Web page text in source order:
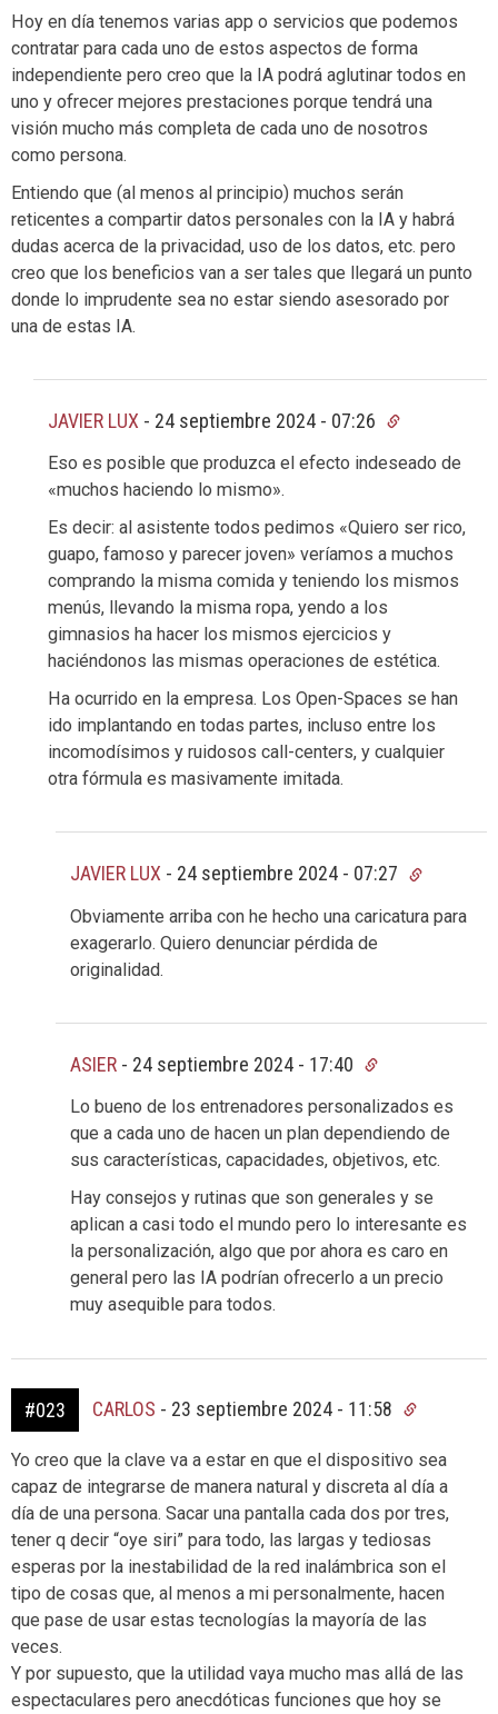
Hoy en día tenemos varias app o servicios que podemos
contratar para cada uno de estos aspectos de forma
independiente pero creo que la IA podrá aglutinar todos en
uno y ofrecer mejores prestaciones porque tendrá una
visión mucho más completa de cada uno de nosotros
como persona.
Entiendo que (al menos al principio) muchos serán
reticentes a compartir datos personales con la IA y habrá
dudas acerca de la privacidad, uso de los datos, etc. pero
creo que los beneficios van a ser tales que llegará un punto
donde lo imprudente sea no estar siendo asesorado por
una de estas IA.
JAVIER LUX - 24 septiembre 2024 - 07:26
Eso es posible que produzca el efecto indeseado de
«muchos haciendo lo mismo».
Es decir: al asistente todos pedimos «Quiero ser rico,
guapo, famoso y parecer joven» veríamos a muchos
comprando la misma comida y teniendo los mismos
menús, llevando la misma ropa, yendo a los
gimnasios ha hacer los mismos ejercicios y
haciéndonos las mismas operaciones de estética.
Ha ocurrido en la empresa. Los Open-Spaces se han
ido implantando en todas partes, incluso entre los
incomodísimos y ruidosos call-centers, y cualquier
otra fórmula es masivamente imitada.
JAVIER LUX - 24 septiembre 2024 - 07:27
Obviamente arriba con he hecho una caricatura para
exagerarlo. Quiero denunciar pérdida de
originalidad.
ASIER - 24 septiembre 2024 - 17:40
Lo bueno de los entrenadores personalizados es
que a cada uno de hacen un plan dependiendo de
sus características, capacidades, objetivos, etc.
Hay consejos y rutinas que son generales y se
aplican a casi todo el mundo pero lo interesante es
la personalización, algo que por ahora es caro en
general pero las IA podrían ofrecerlo a un precio
muy asequible para todos.
#023 CARLOS - 23 septiembre 2024 - 11:58
Yo creo que la clave va a estar en que el dispositivo sea
capaz de integrarse de manera natural y discreta al día a
día de una persona. Sacar una pantalla cada dos por tres,
tener q decir “oye siri” para todo, las largas y tediosas
esperas por la inestabilidad de la red inalámbrica son el
tipo de cosas que, al menos a mi personalmente, hacen
que pase de usar estas tecnologías la mayoría de las
veces.
Y por supuesto, que la utilidad vaya mucho mas allá de las
espectaculares pero anecdóticas funciones que hoy se